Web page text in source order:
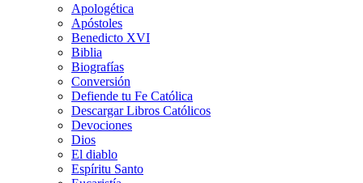
Apologética
Apóstoles
Benedicto XVI
Biblia
Biografías
Conversión
Defiende tu Fe Católica
Descargar Libros Católicos
Devociones
Dios
El diablo
Espíritu Santo